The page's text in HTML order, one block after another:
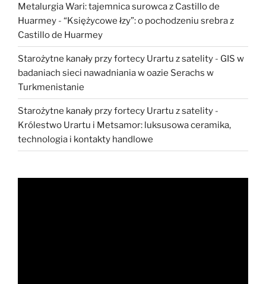
Metalurgia Wari: tajemnica surowca z Castillo de
Huarmey - “Księżycowe łzy”: o pochodzeniu srebra z
Castillo de Huarmey
Starożytne kanały przy fortecy Urartu z satelity - GIS w
badaniach sieci nawadniania w oazie Serachs w
Turkmenistanie
Starożytne kanały przy fortecy Urartu z satelity -
Królestwo Urartu i Metsamor: luksusowa ceramika,
technologia i kontakty handlowe